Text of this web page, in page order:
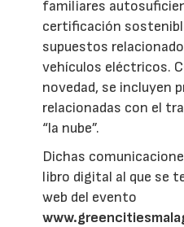
familiares
certificación
supuestos
vehículos eléctricos.
novedad, se incluyen
relacionadas con el
“la nube”.
Dichas
libro digital al que se
web del evento